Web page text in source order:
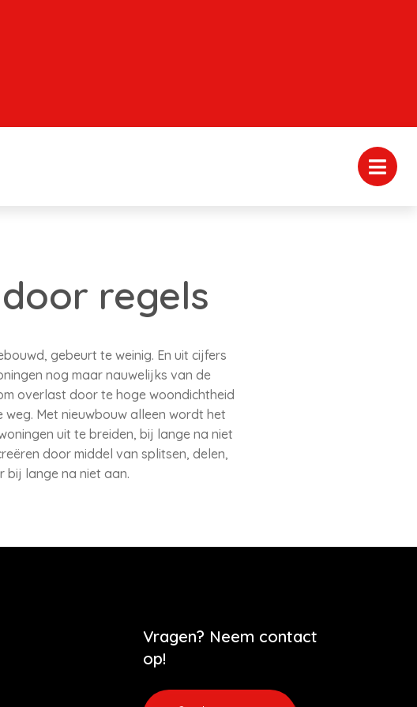
regels
gebeurt te weinig. En uit cijfers
nog maar nauwelijks van de
overlast door te hoge woondichtheid
Met nieuwbouw alleen wordt het
uit te breiden, bij lange na niet
door middel van splitsen, delen,
bij lange na niet aan.
Vragen? Neem contact
op!